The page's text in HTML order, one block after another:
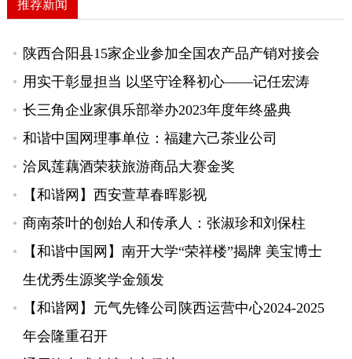
推荐新闻
陕西合阳县15家企业参加全国农产品产销对接会
用实干彰显担当 以坚守诠释初心——记任宏涛
长三角企业家俱乐部举办2023年度年终盛典
和谐中国网理事单位：福建六己茶业公司
洽凤莲藕酒荣获旅游商品大赛金奖
【和谐网】西安萱草春晖影视
商南茶叶的创始人和传承人：张淑珍和刘保柱
【和谐中国网】南开大学“荣祥楼”揭牌 美宝博士
生优秀生源奖学金颁发
【和谐网】元气先锋公司陕西运营中心2024-2025
年会隆重召开